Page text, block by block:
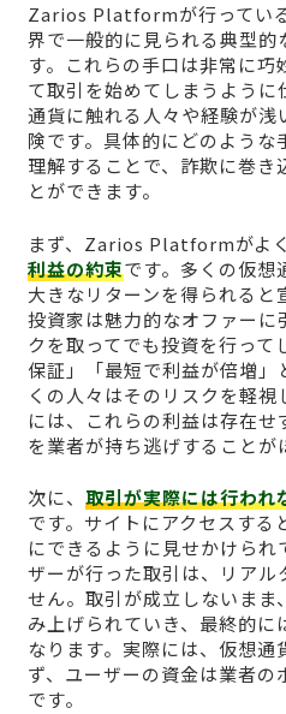
Zarios Platformが行ってい
界で一般的に見られる典型的
す。これらの手口は非常に巧
て取引を始めてしまうよう
通貨に触れる人々や経験が浅
険です。具体的にどのような
理解することで、詐欺に巻き
とができます。
まず、Zarios Platformがよく
利益の約束です。多くの仮想
大きなリターンを得られると
投資家は魅力的なオファーに
クを取ってでも投資を行って
保証」「最短で利益が倍増」
くの人々はそのリスクを軽
には、これらの利益は存在
を業者が持ち逃げすることが
次に、 取引が実際には行われ
です。サイトにアクセスする
にできるように見せかけら
ザーが行った取引は、リアル
せん。取引が成立しないまま
み上げられていき、最終的に
なります。実際には、仮想通
ず、ユーザーの資金は業者の
です。